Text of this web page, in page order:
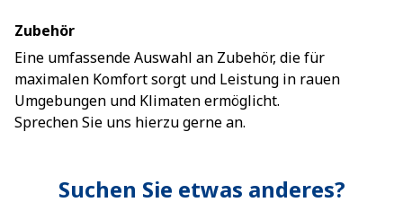
Zubehör
Eine umfassende Auswahl an Zubehör, die für
maximalen Komfort sorgt und Leistung in rauen
Umgebungen und Klimaten ermöglicht.
Sprechen Sie uns hierzu gerne an.
Suchen Sie etwas anderes?